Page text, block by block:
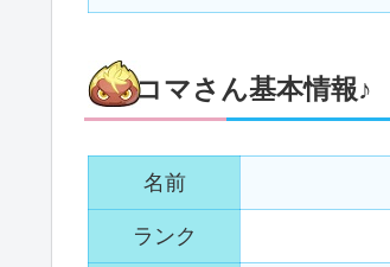
コマさん基本情報♪
名前
ランク